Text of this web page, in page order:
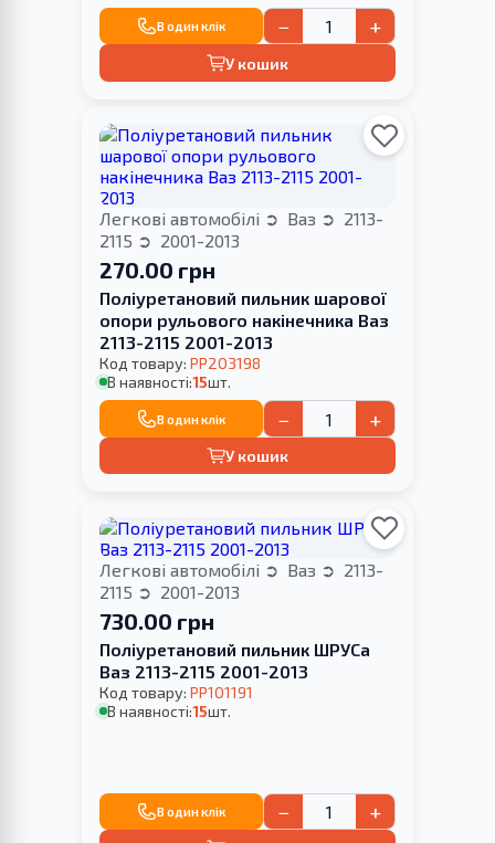
В один клік − +
У кошик
Легкові автомобілі Ваз
2113-
2115
2001-2013
270.00 грн
Поліуретановий пильник шарової
опори рульового накінечника Ваз
2113-2115 2001-2013
Код товару: PP203198
В наявності:15шт.
В один клік − +
У кошик
Легкові автомобілі Ваз
2113-
2115
2001-2013
730.00 грн
Поліуретановий пильник ШРУСа
Ваз 2113-2115 2001-2013
Код товару: PP101191
В наявності:15шт.
В один клік − +